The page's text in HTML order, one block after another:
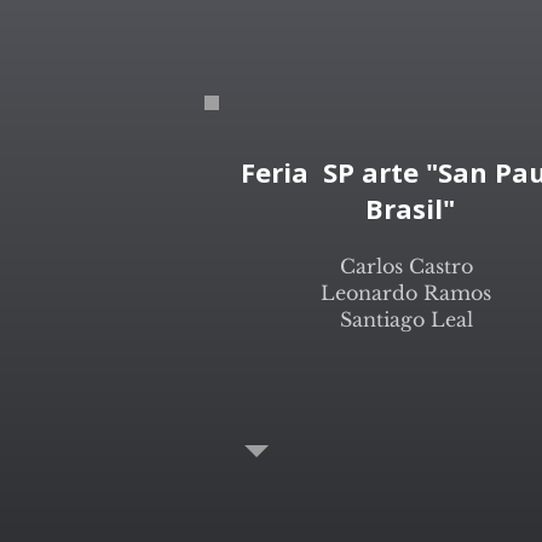
Feria SP arte "San
Brasil"
Carlos Castro
Leonardo Ramos
Santiago Leal